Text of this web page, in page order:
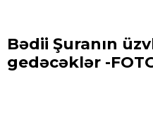
Bədii Şuranın
gedəcəklər -